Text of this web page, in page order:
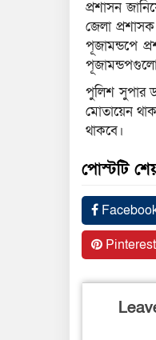
প্রশাসন
জেলা
পূজামন্ডপে
পুলিশ সুপার
মোতায়েন
থাকবে।
পোস্টটি
Pinterest